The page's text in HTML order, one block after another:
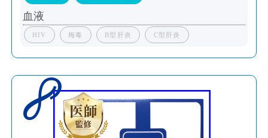
血液
HIV 梅毒 B型肝炎 C型肝炎
8